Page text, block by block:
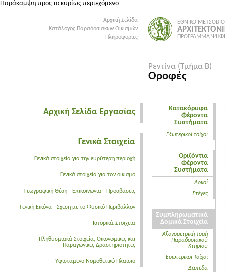
Παράκαμψη προς το κυρίως περιεχόμενο
Αρχική Σελίδα
Κατάλογος Παραδοσιακών Οικισμών
Πληροφορίες
Αρχική Σελίδα Εργασίας
Γενικά Στοιχεία
Γενικά στοιχεία για την ευρύτερη περιοχή
Γενικά στοιχεία για τον οικισμό
Γεωγραφική Θέση - Επικοινωνία - Προσβάσεις
Γενική Εικόνα - Σχέση με το Φυσικό Περιβάλλον
Ιστορικά Στοιχεία
Πληθυσμιακά Στοιχεία, Οικονομικές και
Παραγωγικές Δραστηριότητες
Υφιστάμενο Νομοθετικό Πλαίσιο
ΕΘΝΙΚΟ
ΠΡΟΓΡΑΜΜΑ
Ρεντίνα (Τμήμα Β)
Οροφές
Κατακόρυφα
Φέροντα
Συστήματα
Εξωτερικοί τοίχοι
Οριζόντια
Φέροντα
Συστήματα
Δοκοί
Στέγες
Συμπληρωματικά
Δομικά Στοιχεία
Αξονομετρική Τομή
Παραδοσιακού
Κτηρίου
Εσωτερικοί Τοίχοι
Δάπεδα